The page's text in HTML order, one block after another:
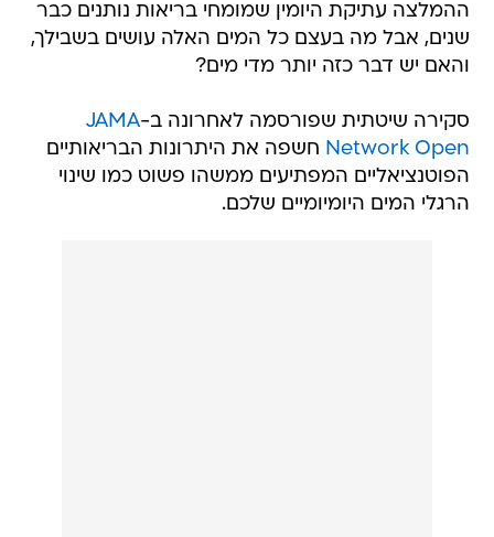
ההמלצה עתיקת היומין שמומחי בריאות נותנים כבר
שנים, אבל מה בעצם כל המים האלה עושים בשבילך,
והאם יש דבר כזה יותר מדי מים?
סקירה שיטתית שפורסמה לאחרונה ב-JAMA
Network Open חשפה את היתרונות הבריאותיים
הפוטנציאליים המפתיעים ממשהו פשוט כמו שינוי
הרגלי המים היומיומיים שלכם.